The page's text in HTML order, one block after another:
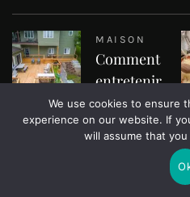
MAISON
Comment
entretenir
une terrasse
en bois
We use cookies to ensure
experience on our website. If
will assume that